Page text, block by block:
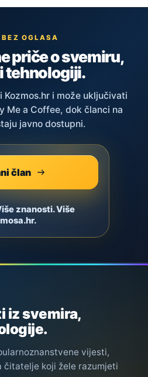
OGLASA
priče o svemiru,
tehnologiji.
i može uključivati
Me a Coffee, dok članci na
javno dostupni.
član
znanosti. Više
iz svemira,
vijesti,
čitatelje koji žele razumjeti